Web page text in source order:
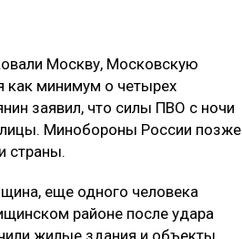
Москву, Московскую
как минимум о четырех
заявил, что силы ПВО с ночи
Минобороны России позже
страны.
еще одного человека
районе после удара
жилые здания и объекты